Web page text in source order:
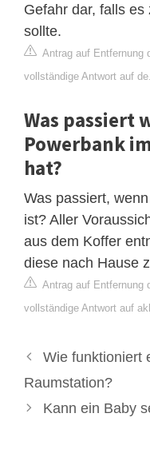
Gefahr dar, falls
sollte.
Antrag auf Entfernung
vollständige Antwort auf
Was passiert
Powerbank
hat?
Was passiert,
ist? Aller
aus dem Koffer
diese nach Hause
Antrag auf Entfernung
vollständige Antwort auf
Wie funktioniert
Raumstation?
Kann ein Baby